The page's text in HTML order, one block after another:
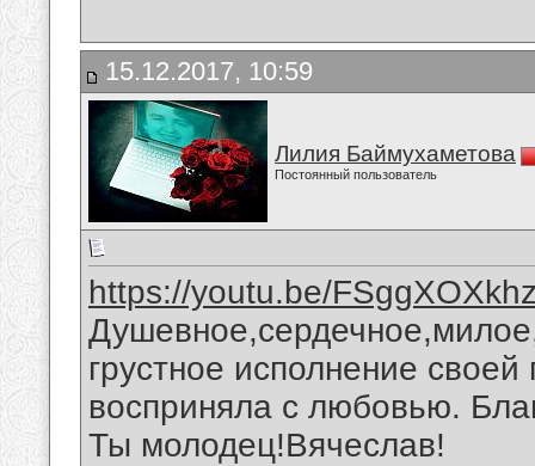
15.12.2017, 10:59
Лилия Баймухаметова
Постоянный пользователь
https://youtu.be/
грустное исполнение
восприняла с любовью.
Ты молодец!Вячеслав!